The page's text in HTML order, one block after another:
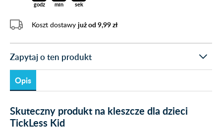
godz min sek
Koszt dostawy już od 9,99 zł
Zapytaj o ten produkt
Opis
Skuteczny produkt na kleszcze dla dzieci
TickLess Kid